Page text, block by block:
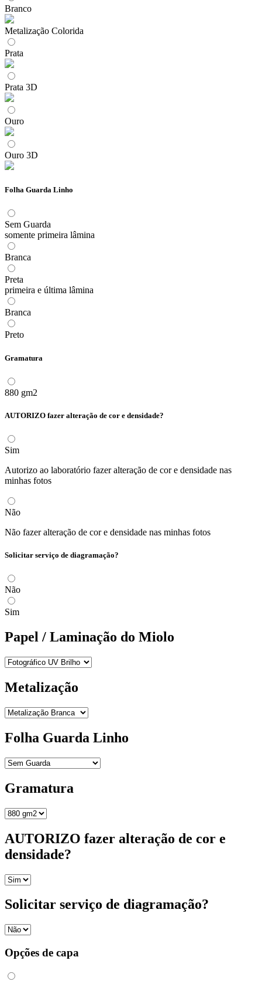
Branco
Metalização Colorida
Prata
Prata 3D
Ouro
Ouro 3D
Folha Guarda Linho
Sem Guarda
somente primeira lâmina
Branca
Preta
primeira e última lâmina
Branca
Preto
Gramatura
880 gm2
AUTORIZO fazer alteração de cor e densidade?
Sim
Autorizo ao laboratório fazer alteração de cor e densidade nas
minhas fotos
Não
Não fazer alteração de cor e densidade nas minhas fotos
Solicitar serviço de diagramação?
Não
Sim
Papel / Laminação do Miolo
Metalização
Folha Guarda Linho
Gramatura
AUTORIZO fazer alteração de cor e
densidade?
Solicitar serviço de diagramação?
Opções de capa